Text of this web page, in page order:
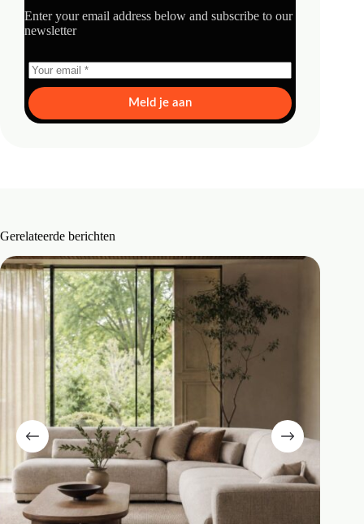
Enter your email address below and subscribe to our
newsletter
Meld je aan
Gerelateerde berichten